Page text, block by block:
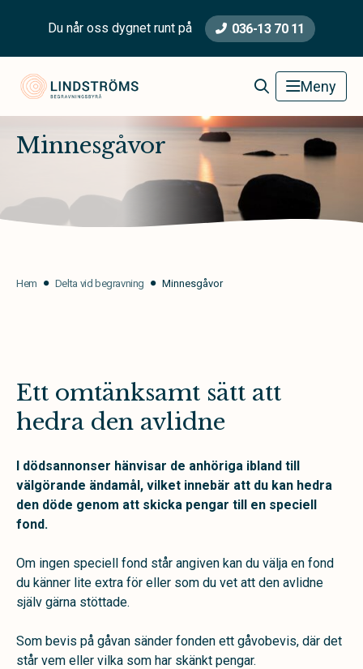
Du når oss dygnet runt på 036-13 70 11
Lindströms Begravningsbyrå Meny
Minnesgåvor
Hem Delta vid begravning Minnesgåvor
Ett omtänksamt sätt att
hedra den avlidne
I dödsannonser hänvisar de anhöriga ibland till
välgörande ändamål, vilket innebär att du kan hedra
den döde genom att skicka pengar till en speciell
fond.
Om ingen speciell fond står angiven kan du välja en fond
du känner lite extra för eller som du vet att den avlidne
själv gärna stöttade.
Som bevis på gåvan sänder fonden ett gåvobevis, där det
står vem eller vilka som har skänkt pengar.